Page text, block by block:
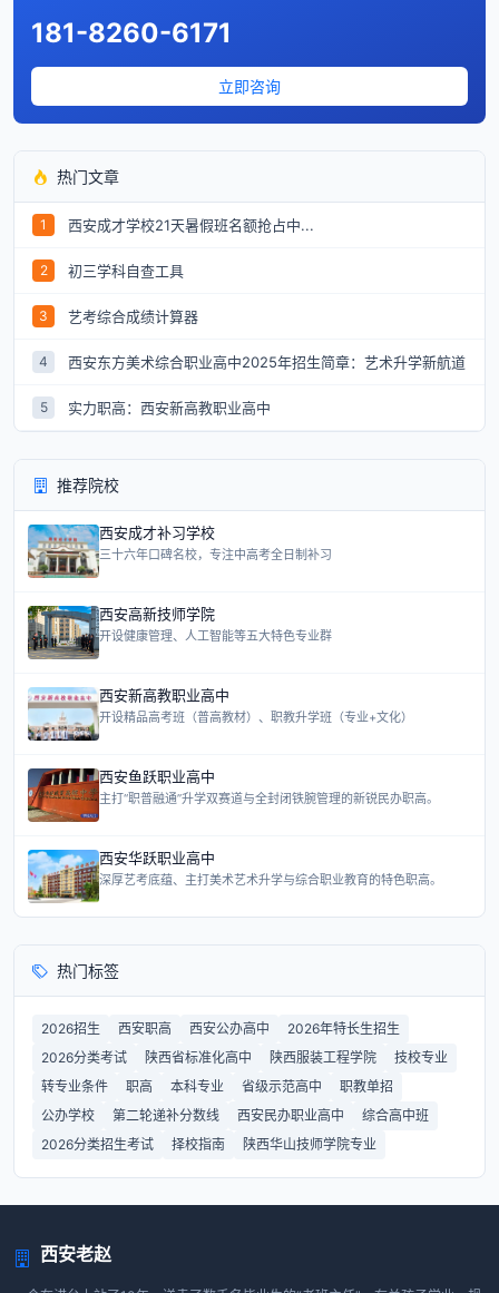
181-8260-6171
立即咨询
热门文章
1 西安成才学校21天暑假班名额抢占中...
2 初三学科自查工具
3 艺考综合成绩计算器
4 西安东方美术综合职业高中2025年招生简章：艺术升学新航道
5 实力职高：西安新高教职业高中
推荐院校
西安成才补习学校
三十六年口碑名校，专注中高考全日制补习
西安高新技师学院
开设健康管理、人工智能等五大特色专业群
西安新高教职业高中
开设精品高考班（普高教材）、职教升学班（专业+文化）
西安鱼跃职业高中
主打“职普融通”升学双赛道与全封闭铁腕管理的新锐民办职高。
西安华跃职业高中
深厚艺考底蕴、主打美术艺术升学与综合职业教育的特色职高。
热门标签
2026招生 西安职高 西安公办高中
2026年特长生招生
2026分类考试
陕西省标准化高中 陕西服装工程学院
技校专业
转专业条件
职高 本科专业 省级示范高中
职教单招
公办学校
第二轮递补分数线 西安民办职业高中
综合高中班
2026分类招生考试
择校指南 陕西华山技师学院专业
西安老赵